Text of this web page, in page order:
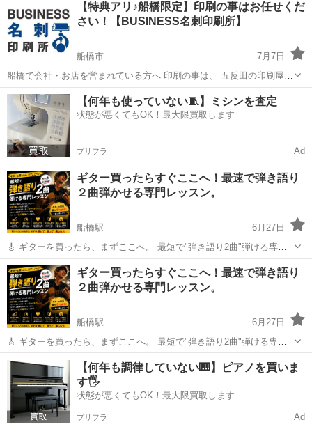
で） うるるとさらら...
【特典アリ♪船橋限定】印刷の事はお任せくだ
さい！【BUSINESS名刺印刷所】
船橋市
7月7日
船橋で会社・お店を営まれている方へ 印刷の事は、 五反田の印刷屋
【BUSINESS名刺印刷所】にお任せください！ 個人事業主様、新規開
業の代表者様 大歓迎！ 名刺・ショップカード・ポイントカー
ド、、、 印刷...
千葉 船橋市 その他
【何年も使っていない🧵】ミシンを査定
状態が悪くてもOK！最大限買取します
プリフラ Ad
ギター買ったらすぐここへ！最速で弾き語り
２曲弾かせる専門レッスン。
船橋駅
6月27日
🎸 ギターを買ったら、まずここへ。 最短で"弾き語り2曲"弾ける専門
レッスン。 「ギターは難しい。」 そう思っている方にこそ、来ていた
だきたい教室です。 はじめまして。 ご覧いただきありがとうございま
す。 ...
千葉 船橋市 船橋駅 その他
ギター買ったらすぐここへ！最速で弾き語り
２曲弾かせる専門レッスン。
船橋駅
6月27日
🎸 ギターを買ったら、まずここへ。 最短で"弾き語り2曲"弾ける専門
レッスン。 「ギターは難しい。」 そう思っている方にこそ、来ていた
だきたい教室です。 はじめまして。 ご覧いただきありがとうございま
す。 ...
千葉 船橋市 船橋駅 その他 YouTube
【何年も調律していない🎹】ピアノを買いま
す🖐️
状態が悪くてもOK！最大限買取します
プリフラ Ad